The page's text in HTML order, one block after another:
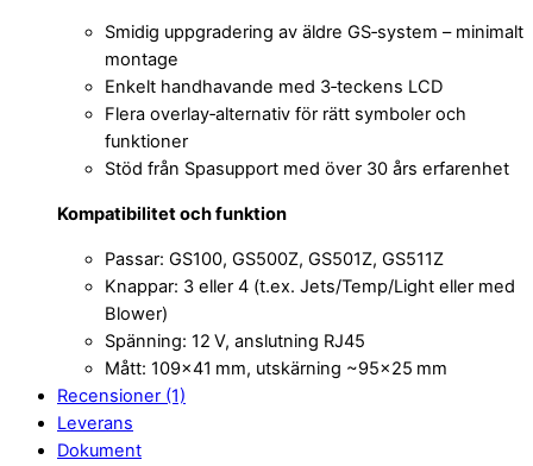
Smidig uppgradering av äldre GS‑system – minimalt
montage
Enkelt handhavande med 3‑teckens LCD
Flera overlay‑alternativ för rätt symboler och
funktioner
Stöd från Spasupport med över 30 års erfarenhet
Kompatibilitet och funktion
Passar: GS100, GS500Z, GS501Z, GS511Z
Knappar: 3 eller 4 (t.ex. Jets/Temp/Light eller med
Blower)
Spänning: 12 V, anslutning RJ45
Mått: 109×41 mm, utskärning ~95×25 mm
Recensioner (1)
Leverans
Dokument